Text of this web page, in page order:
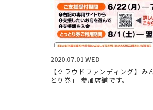
2020.07.01.WED
【クラウドファンディング】み
とり券」 参加店舗です。